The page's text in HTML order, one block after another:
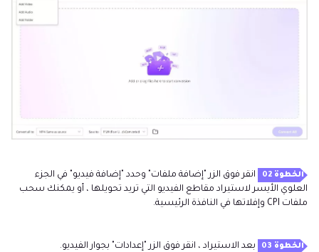
الخطوة 02
انقر فوق الزر "إضافة ملفات" وحدد "إضافة فيديو" في الجزء
العلوي الأيسر لاستيراد مقاطع الفيديو التي تريد تحويلها ، أو يمكنك سحب
ملفات CPI وإفلاتها في النافذة الرئيسية.
الخطوة 03 بعد الاستيراد ، انقر فوق الزر "إعدادات" بجوار الفيديو.